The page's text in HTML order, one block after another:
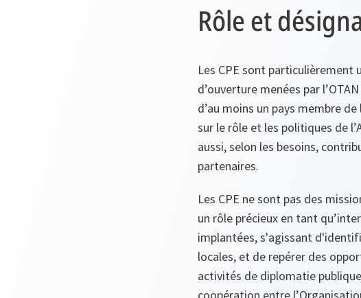
Rôle et
Les CPE sont particulièrement
d’ouverture menées par
d’au moins un pays membre
sur le rôle et les politiques de
aussi, selon les besoins,
partenaires.
Les CPE ne sont pas des
un rôle précieux en tant
implantées, s'agissant
locales, et de repérer des
activités de diplomatie